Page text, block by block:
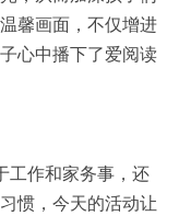
馨画面，不仅增进
心中播下了爱阅读
工作和家务事，还
惯，今天的活动让